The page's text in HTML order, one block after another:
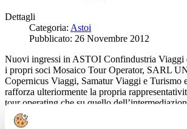
Dettagli
Categoria: Astoi
Pubblicato: 26 Novembre 2012
Nuovi ingressi in ASTOI Confindustria Viaggi
i propri soci Mosaico Tour Operator, SARL
Copernicus Viaggi, Samatur Viaggi e Turismo
rafforza ulteriormente la propria
tour operating che su quello
Leggi tutto...